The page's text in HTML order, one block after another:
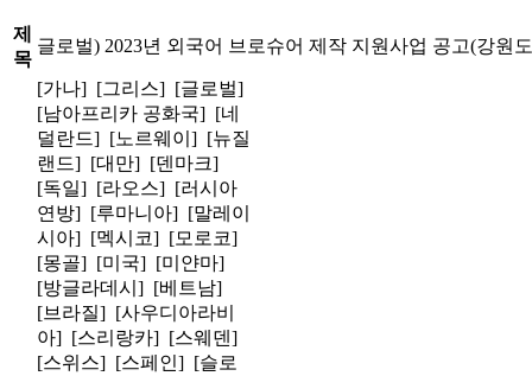
제
목
글로벌) 2023년 외국어 브로슈어 제작 지원사업 공고(강원
[가나] [그리스] [글로벌]
[남아프리카 공화국] [네
덜란드] [노르웨이] [뉴질
랜드] [대만] [덴마크]
[독일] [라오스] [러시아
연방] [루마니아] [말레이
시아] [멕시코] [모로코]
[몽골] [미국] [미얀마]
[방글라데시] [베트남]
[브라질] [사우디아라비
아] [스리랑카] [스웨덴]
[스위스] [스페인] [슬로